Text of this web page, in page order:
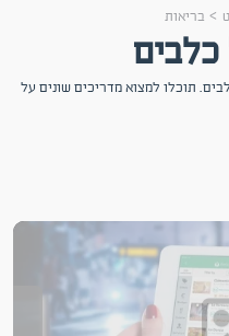
> בריאות
כלבים
תוכלו למצוא מדריכים שונים על